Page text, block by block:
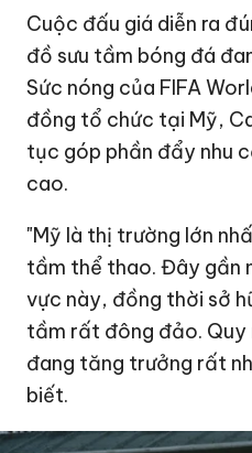
Cuộc đấu giá diễn ra
đồ sưu tầm bóng đá
Sức nóng của FIFA
đồng tổ chức tại Mỹ,
tục góp phần đẩy nhu
cao.
"Mỹ là thị trường lớn
tầm thể thao. Đây gần
vực này, đồng thời sở
tầm rất đông đảo.
đang tăng trưởng rất
biết.